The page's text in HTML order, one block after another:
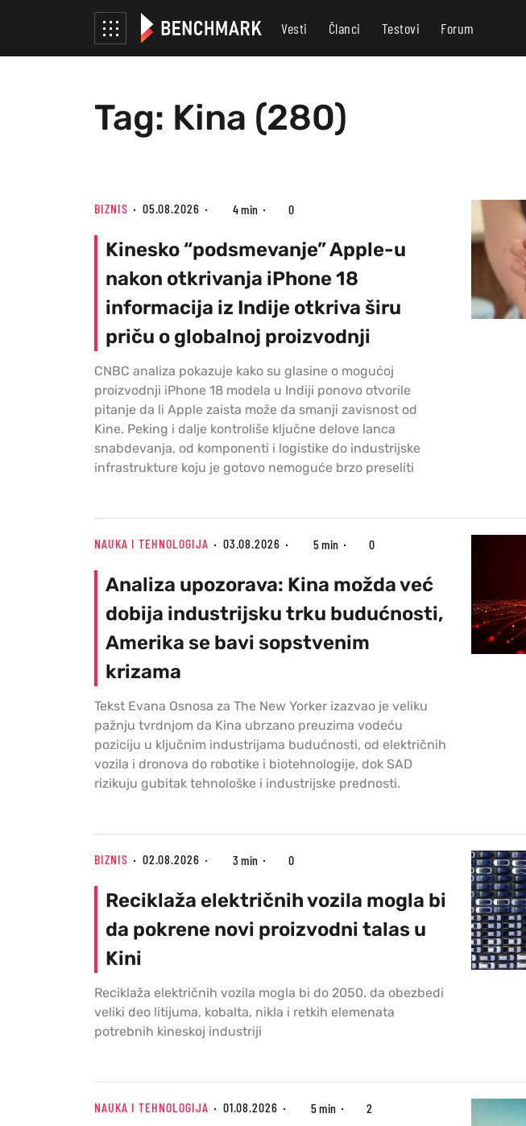
Vesti Članci Testovi Forum
Tag: Kina (280)
BIZNIS 05.08.2026 4 min 0
Kinesko “podsmevanje” Apple-u
nakon otkrivanja iPhone 18
informacija iz Indije otkriva širu
priču o globalnoj proizvodnji
CNBC analiza pokazuje kako su glasine o mogućoj
proizvodnji iPhone 18 modela u Indiji ponovo otvorile
pitanje da li Apple zaista može da smanji zavisnost od
Kine. Peking i dalje kontroliše ključne delove lanca
snabdevanja, od komponenti i logistike do industrijske
infrastrukture koju je gotovo nemoguće brzo preseliti
NAUKA I TEHNOLOGIJA 03.08.2026 5 min 0
Analiza upozorava: Kina možda već
dobija industrijsku trku budućnosti,
Amerika se bavi sopstvenim
krizama
Tekst Evana Osnosa za The New Yorker izazvao je veliku
pažnju tvrdnjom da Kina ubrzano preuzima vodeću
poziciju u ključnim industrijama budućnosti, od električnih
vozila i dronova do robotike i biotehnologije, dok SAD
rizikuju gubitak tehnološke i industrijske prednosti.
BIZNIS 02.08.2026 3 min 0
Reciklaža električnih vozila mogla bi
da pokrene novi proizvodni talas u
Kini
Reciklaža električnih vozila mogla bi do 2050. da obezbedi
veliki deo litijuma, kobalta, nikla i retkih elemenata
potrebnih kineskoj industriji
NAUKA I TEHNOLOGIJA 01.08.2026 5 min 2